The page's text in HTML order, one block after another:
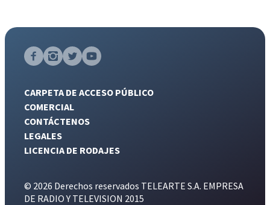
CARPETA DE ACCESO PÚBLICO
COMERCIAL
CONTÁCTENOS
LEGALES
LICENCIA DE RODAJES
© 2026 Derechos reservados TELEARTE S.A. EMPRESA
DE RADIO Y TELEVISION 2015